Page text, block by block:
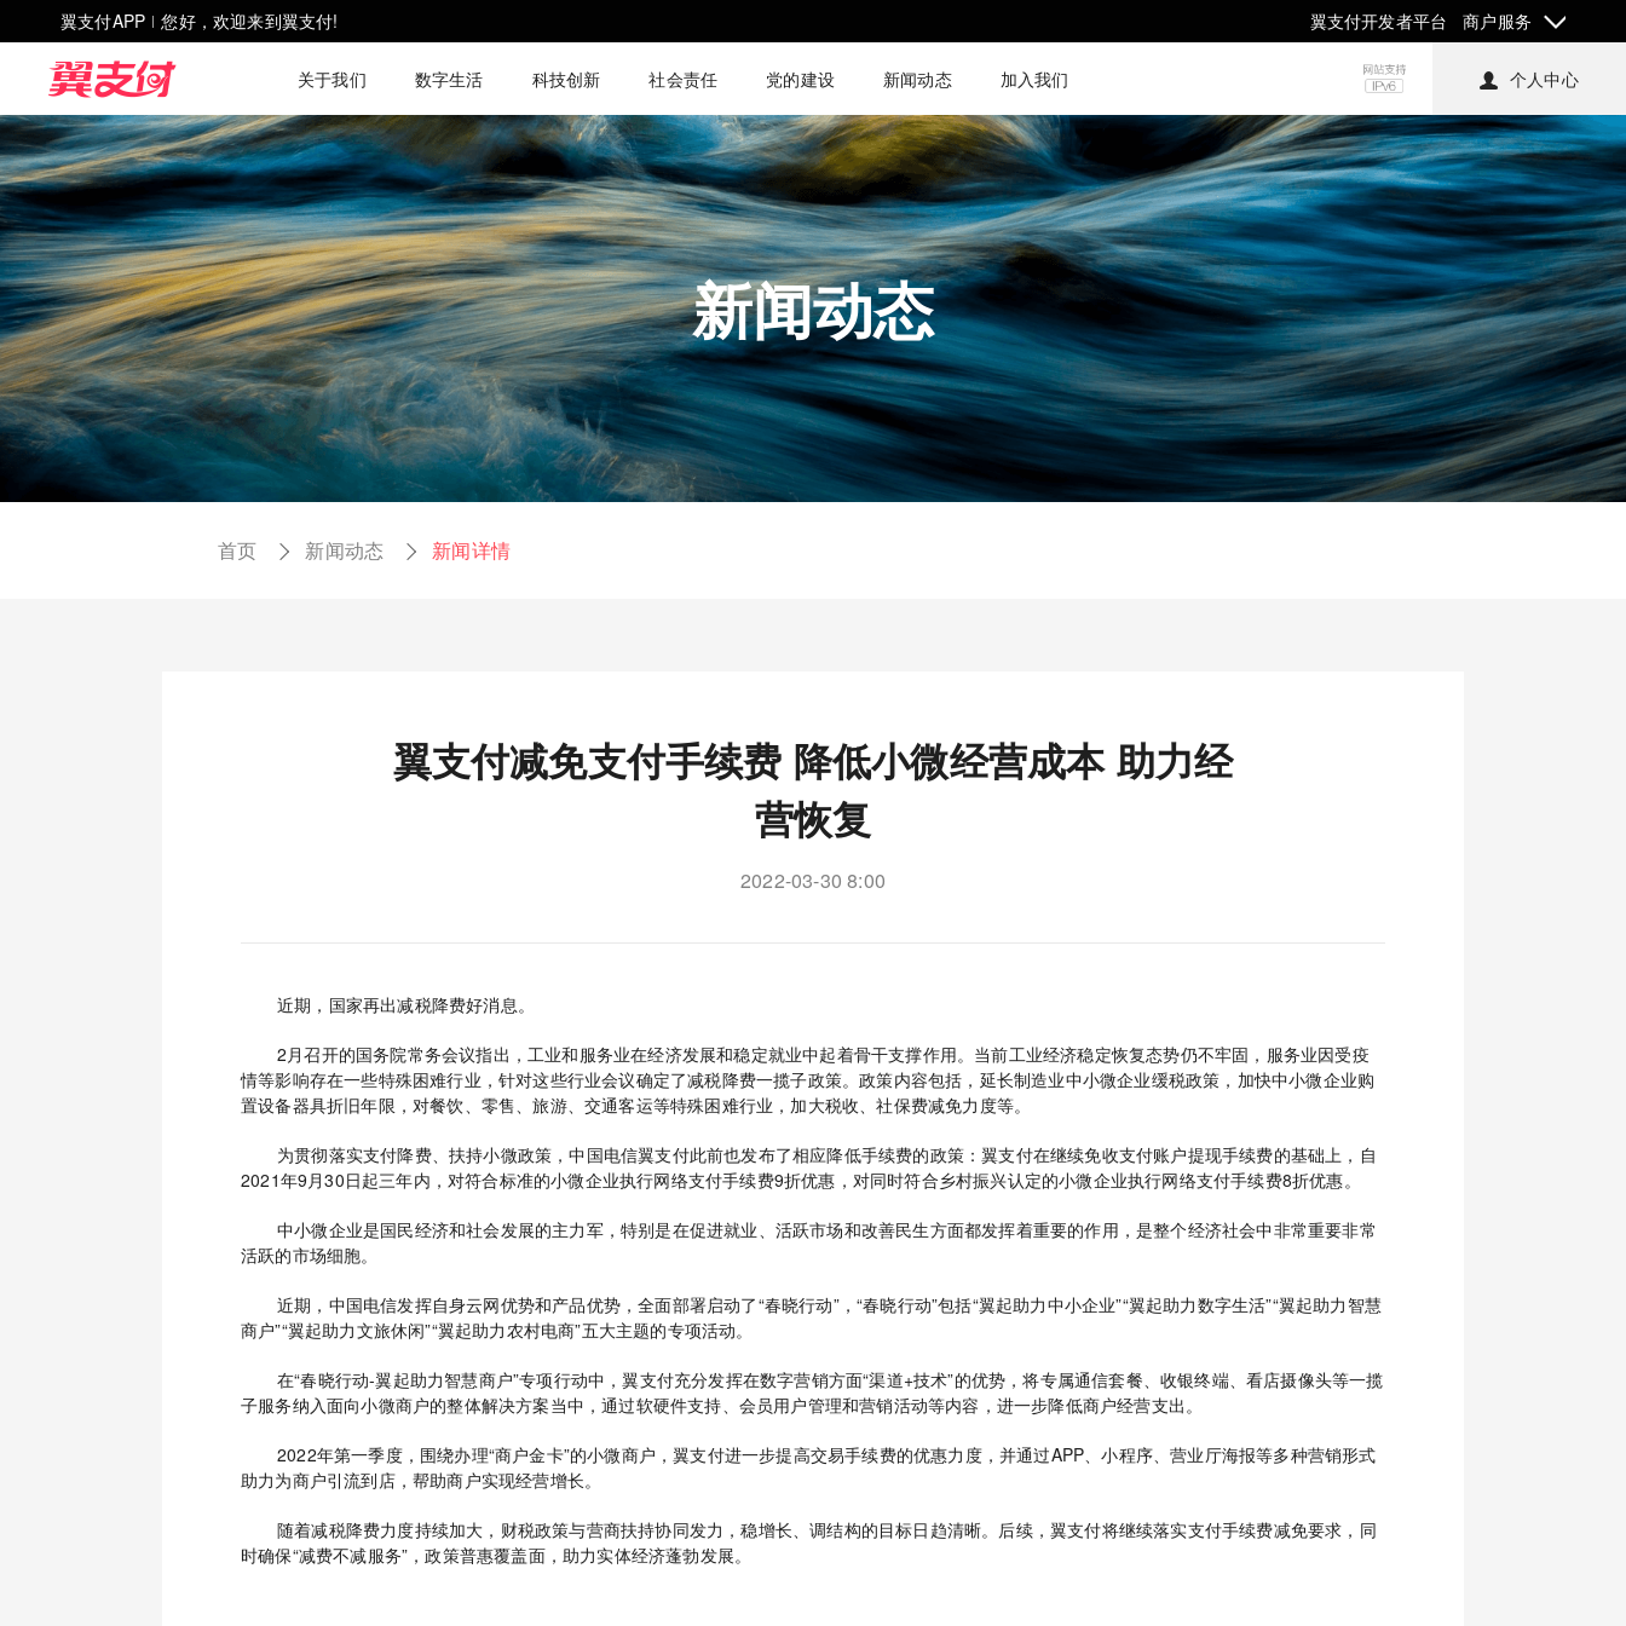
翼支付APP | 您好，欢迎来到翼支付! 翼支付开发者平台 商户服务
关于我们 数字生活 科技创新 社会责任 党的建设 新闻动态 加入我们 个人中心
新闻动态
首页 新闻动态 新闻详情
翼支付减免支付手续费 降低小微经营成本 助力经
营恢复
2022-03-30 8:00
近期，国家再出减税降费好消息。
2月召开的国务院常务会议指出，工业和服务业在经济发展和稳定就业中起着骨干支撑作用。当前工业经济稳定恢复态势仍不牢固，服务业因受疫
情等影响存在一些特殊困难行业，针对这些行业会议确定了减税降费一揽子政策。政策内容包括，延长制造业中小微企业缓税政策，加快中小微企业购
置设备器具折旧年限，对餐饮、零售、旅游、交通客运等特殊困难行业，加大税收、社保费减免力度等。
为贯彻落实支付降费、扶持小微政策，中国电信翼支付此前也发布了相应降低手续费的政策：翼支付在继续免收支付账户提现手续费的基础上，自
2021年9月30日起三年内，对符合标准的小微企业执行网络支付手续费9折优惠，对同时符合乡村振兴认定的小微企业执行网络支付手续费8折优惠。
中小微企业是国民经济和社会发展的主力军，特别是在促进就业、活跃市场和改善民生方面都发挥着重要的作用，是整个经济社会中非常重要非常
活跃的市场细胞。
近期，中国电信发挥自身云网优势和产品优势，全面部署启动了“春晓行动”，“春晓行动”包括“翼起助力中小企业”“翼起助力数字生活”“翼起助力智慧
商户”“翼起助力文旅休闲”“翼起助力农村电商”五大主题的专项活动。
在“春晓行动-翼起助力智慧商户”专项行动中，翼支付充分发挥在数字营销方面“渠道+技术”的优势，将专属通信套餐、收银终端、看店摄像头等一揽
子服务纳入面向小微商户的整体解决方案当中，通过软硬件支持、会员用户管理和营销活动等内容，进一步降低商户经营支出。
2022年第一季度，围绕办理“商户金卡”的小微商户，翼支付进一步提高交易手续费的优惠力度，并通过APP、小程序、营业厅海报等多种营销形式
助力为商户引流到店，帮助商户实现经营增长。
随着减税降费力度持续加大，财税政策与营商扶持协同发力，稳增长、调结构的目标日趋清晰。后续，翼支付将继续落实支付手续费减免要求，同
时确保“减费不减服务”，政策普惠覆盖面，助力实体经济蓬勃发展。